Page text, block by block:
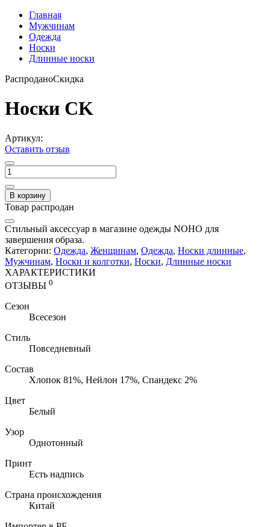
Главная
Мужчинам
Одежда
Носки
Длинные носки
РаспроданоСкидка
Носки CK
Артикул:
Оставить отзыв
В корзину
Товар распродан
Стильный аксессуар в магазине одежды NOHO для
завершения образа.
Категории: Одежда, Женщинам, Одежда, Носки длинные,
Мужчинам, Носки и колготки, Носки, Длинные носки
ХАРАКТЕРИСТИКИ
ОТЗЫВЫ 0
Сезон
Всесезон
Стиль
Повседневный
Состав
Хлопок 81%, Нейлон 17%, Cпандекс 2%
Цвет
Белый
Узор
Однотонный
Принт
Есть надпись
Страна происхождения
Китай